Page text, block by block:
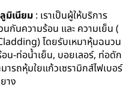
มิเนียม : เราเป็นผู้ให้บริการ
กันความร้อน และ ความเย็น (
โดยรับเหมาหุ้มฉนวน
น-ท่อน้ำเย็น, บอยเลอร์, ท่อดัก
ารถหุ้มใยแก้วเซรามิกส์ไฟเบอร์
าง